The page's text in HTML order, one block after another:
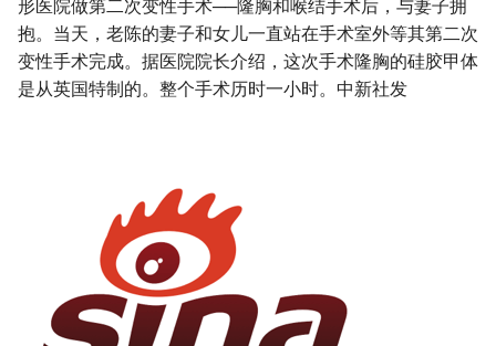
c
h
形医院做第二次变性手术──隆胸和喉结手术后，与妻子拥
抱。当天，老陈的妻子和女儿一直站在手术室外等其第二次
变性手术完成。据医院院长介绍，这次手术隆胸的硅胶甲体
是从英国特制的。整个手术历时一小时。中新社发